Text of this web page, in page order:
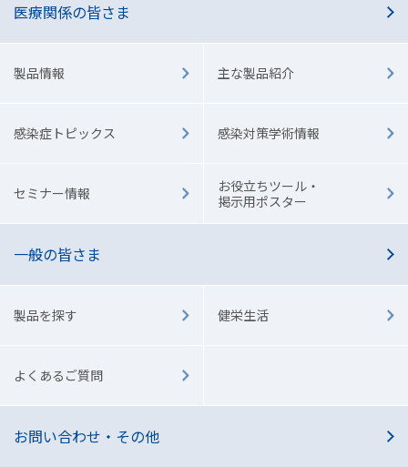
医療関係の皆さま
製品情報 主な製品紹介
感染症トピックス 感染対策学術情報
セミナー情報
お役立ちツール・
掲示用ポスター
一般の皆さま
製品を探す 健栄生活
よくあるご質問
お問い合わせ・その他